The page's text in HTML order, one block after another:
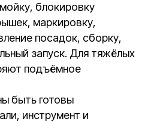
блокировку
маркировку,
посадок, сборку,
запуск. Для тяжёлых
подъёмное
быть готовы
инструмент и